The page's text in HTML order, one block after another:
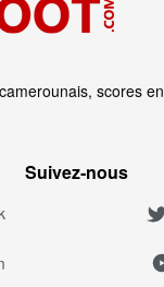
scores
Suivez‑nous